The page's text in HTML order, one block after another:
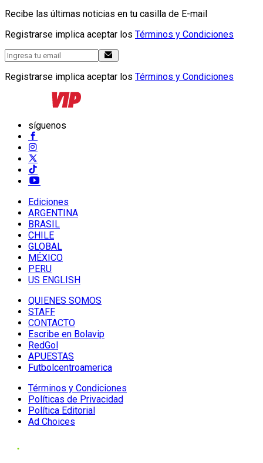
Recibe las últimas noticias en tu casilla de E-mail
Registrarse implica aceptar los Términos y Condiciones
Registrarse implica aceptar los Términos y Condiciones
síguenos
Ediciones
ARGENTINA
BRASIL
CHILE
GLOBAL
MÉXICO
PERU
US ENGLISH
QUIENES SOMOS
STAFF
CONTACTO
Escribe en Bolavip
RedGol
APUESTAS
Futbolcentroamerica
Términos y Condiciones
Políticas de Privacidad
Política Editorial
Ad Choices